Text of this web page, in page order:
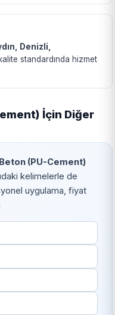
Denizli,
standardında hizmet
İçin Diğer
(PU-Cement)
kelimelerle de
uygulama, fiyat